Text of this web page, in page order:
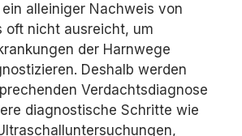
alleiniger Nachweis von
oft nicht ausreicht, um
der Harnwege
Deshalb werden
Verdachtsdiagnose
diagnostische Schritte wie